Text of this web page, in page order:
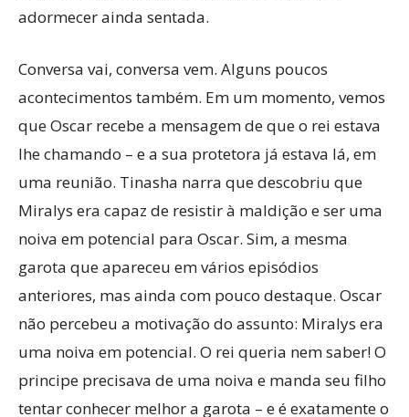
adormecer ainda sentada.
Conversa vai, conversa vem. Alguns poucos
acontecimentos também. Em um momento, vemos
que Oscar recebe a mensagem de que o rei estava
lhe chamando – e a sua protetora já estava lá, em
uma reunião. Tinasha narra que descobriu que
Miralys era capaz de resistir à maldição e ser uma
noiva em potencial para Oscar. Sim, a mesma
garota que apareceu em vários episódios
anteriores, mas ainda com pouco destaque. Oscar
não percebeu a motivação do assunto: Miralys era
uma noiva em potencial. O rei queria nem saber! O
principe precisava de uma noiva e manda seu filho
tentar conhecer melhor a garota – e é exatamente o